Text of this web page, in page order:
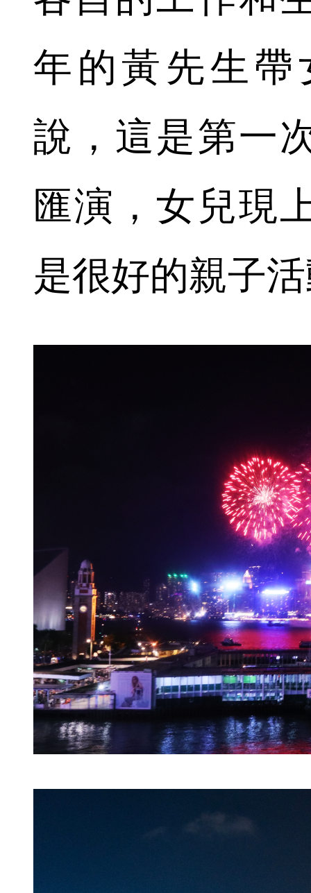
年的黃先生帶
說，這是第一
匯演，女兒現
是很好的親子